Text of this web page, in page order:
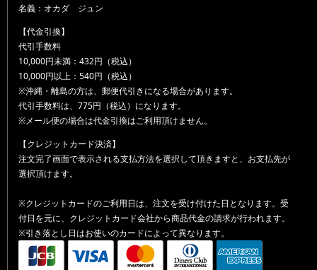
名義：オカダ ジュン
【代金引換】
代引手数料
10,000円未満：432円（税込）
10,000円以上：540円（税込）
※沖縄・離島の方は、郵便代引きになる場合があります。
代引手数料は、775円（税込）になります。
※メール便の場合は代金引換はご利用頂けません。
【クレジットカード決済】
注文完了画面で表示される支払方法を選択して頂きますと、お支払先が
選択頂けます。
※クレジットカードのご利用日は、注文を受け付けた日となります。受
付日を元に、クレジットカード会社から商品代金の請求が行われます。
※引き落とし日はお使いのカードによって異なります。